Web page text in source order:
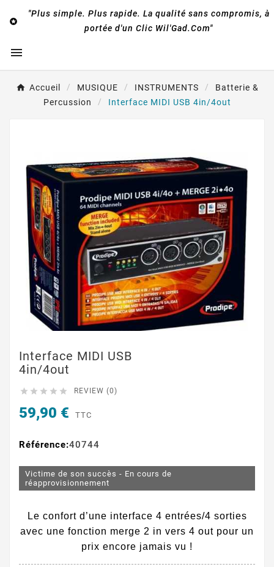

"Plus simple. Plus rapide. La qualité sans compromis, à
portée d'un Clic Wil'Gad.Com"

Accueil MUSIQUE INSTRUMENTS
Batterie &
Percussion
Interface MIDI USB 4in/4out
Interface MIDI USB
4in/4out
     REVIEW (0)
59,90 € TTC
Référence:40744
Victime de son succès - En cours de
réapprovisionnement
Le confort d’une interface 4 entrées/4 sorties
avec une fonction merge 2 in vers 4 out pour un
prix encore jamais vu !